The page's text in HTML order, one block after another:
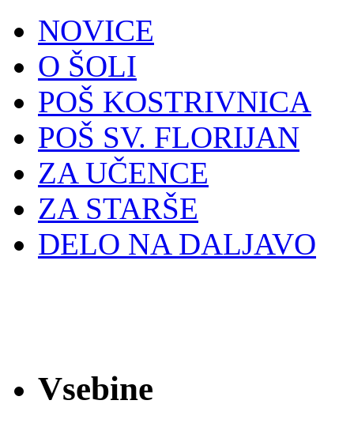
NOVICE
O ŠOLI
POŠ KOSTRIVNICA
POŠ SV. FLORIJAN
ZA UČENCE
ZA STARŠE
DELO NA DALJAVO
Vsebine